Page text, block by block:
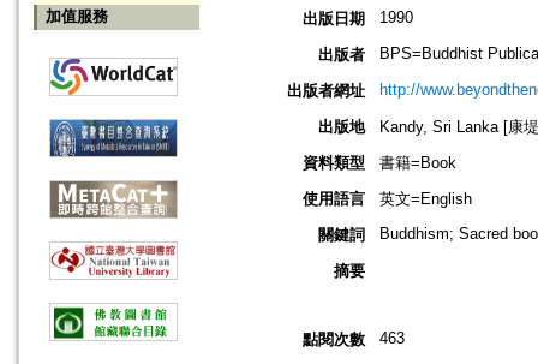
加值服務 出版日期 1990
出版者 BPS=Buddhist
出版者網址 http://
出版地
Kandy, Sri Lanka [康
資料類型
書籍=Book
使用語言
英文=English
關鍵詞
Buddhism; Sacred
摘要
點閱次數 463